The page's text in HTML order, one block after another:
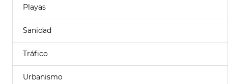
Playas
Sanidad
Tráfico
Urbanismo